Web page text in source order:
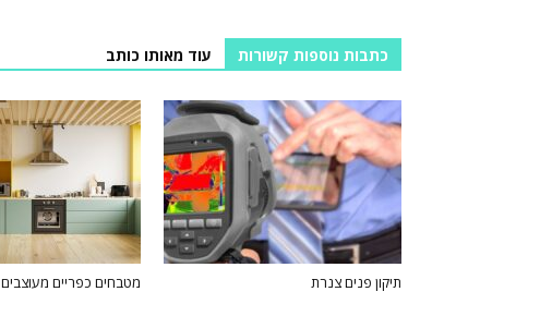
כתבות נוספות קשורות עוד מאותו כותב
תיקון פנים צנרת מטבחים כפריים מעוצבים